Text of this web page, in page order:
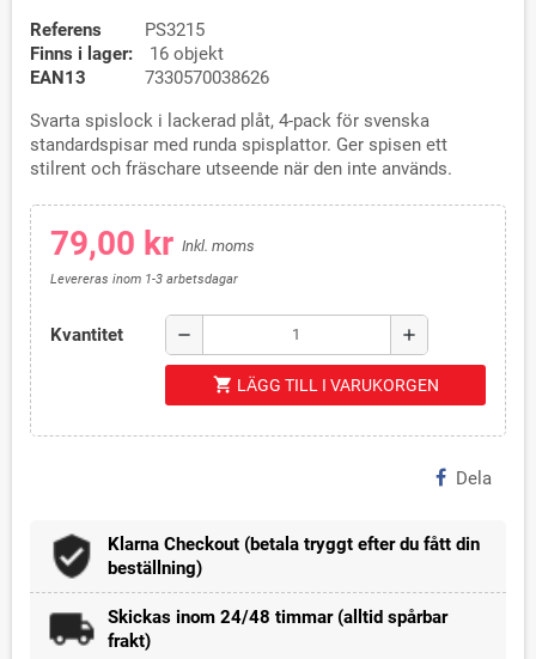
Referens
PS3215
Finns i lager:
16 objekt
EAN13
7330570038626
Svarta spislock i lackerad plåt, 4-pack för svenska
standardspisar med runda spisplattor. Ger spisen ett
stilrent och fräschare utseende när den inte används.
79,00 kr Inkl. moms
Levereras inom 1-3 arbetsdagar
Kvantitet remove add
shopping_cart LÄGG TILL I VARUKORGEN
Dela
Klarna Checkout (betala tryggt efter du fått din
beställning)
Skickas inom 24/48 timmar (alltid spårbar
frakt)